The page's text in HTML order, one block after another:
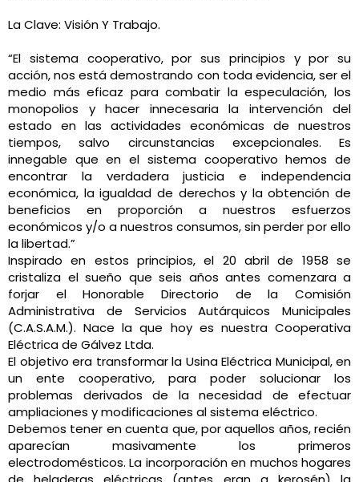
La Clave: Visión Y Trabajo.
“El sistema cooperativo, por sus principios y por su
acción, nos está demostrando con toda evidencia, ser el
medio más eficaz para combatir la especulación, los
monopolios y hacer innecesaria la intervención del
estado en las actividades económicas de nuestros
tiempos, salvo circunstancias excepcionales. Es
innegable que en el sistema cooperativo hemos de
encontrar la verdadera justicia e independencia
económica, la igualdad de derechos y la obtención de
beneficios en proporción a nuestros esfuerzos
económicos y/o a nuestros consumos, sin perder por ello
la libertad.”
Inspirado en estos principios, el 20 abril de 1958 se
cristaliza el sueño que seis años antes comenzara a
forjar el Honorable Directorio de la Comisión
Administrativa de Servicios Autárquicos Municipales
(C.A.S.A.M.). Nace la que hoy es nuestra Cooperativa
Eléctrica de Gálvez Ltda.
El objetivo era transformar la Usina Eléctrica Municipal, en
un ente cooperativo, para poder solucionar los
problemas derivados de la necesidad de efectuar
ampliaciones y modificaciones al sistema eléctrico.
Debemos tener en cuenta que, por aquellos años, recién
aparecían masivamente los primeros
electrodomésticos. La incorporación en muchos hogares